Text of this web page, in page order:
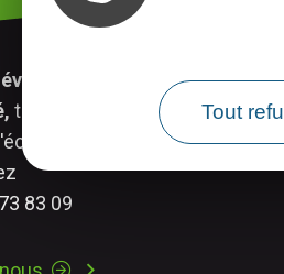
Tout
économique,
transition numérique.
- 17 rue Aristide
83 09